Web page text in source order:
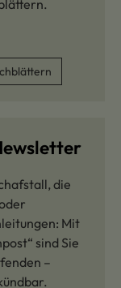
die
Mit
sind Sie
–